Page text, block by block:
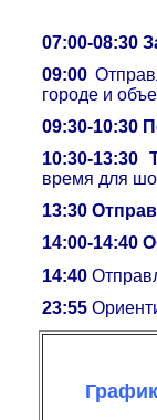
07:00-08:30
09:00
городе и
09:30-10:30
10:30-
время для
13:30
14:00-14:40
14:40
23:55
График